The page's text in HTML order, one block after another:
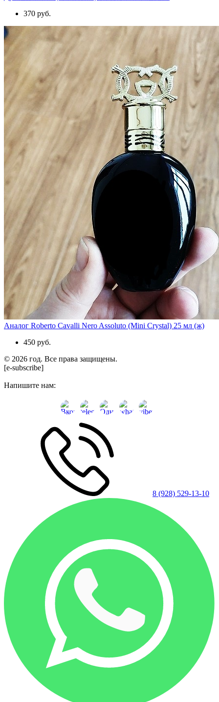
370 руб.
Аналог Roberto Cavalli Nero Assoluto (Mini Crystal) 25 мл (ж)
450 руб.
© 2026 год. Все права защищены.
[e-subscribe]
Напишите нам:
8 (928) 529-13-10